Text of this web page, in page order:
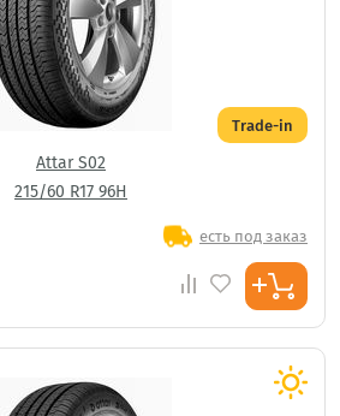
Trade-in
Attar S02
215/60 R17 96H
есть под заказ